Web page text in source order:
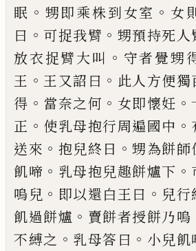
眠 。 甥即乘株到女室 。 女
曰 。 可捉我臂 。 甥預持死人
放衣捉臂大叫 。 守者覺甥
王 。 王又詔曰 。 此人方便獨
得 。 當奈之何 。 女即懷妊 。
正 。 使乳母抱行周遍國中 。
送來 。 抱兒終日 。甥為餅師
飢啼 。 乳母抱兒趣餅爐下 。
嗚兒 。 即以還白王曰 。 兒
飢過餅爐 。 賣餅者授餅乃嗚
不縛之 。 乳母答曰 。 小兒飢